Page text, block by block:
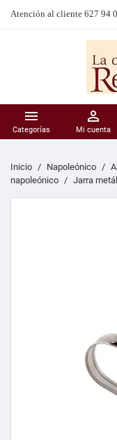
Atención al cliente 627 94

Categorías

Mi cuenta
Inicio Napoleónico
napoleónico
Jarra